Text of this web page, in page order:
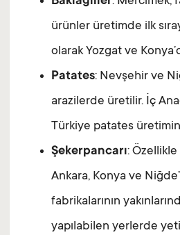
ürünler üretimde ilk
olarak Yozgat ve
Patates: Nevşehir ve
arazilerde üretilir. İç
Türkiye patates
Şekerpancarı: Özellikle
Ankara, Konya ve
fabrikalarının
yapılabilen yerlerde